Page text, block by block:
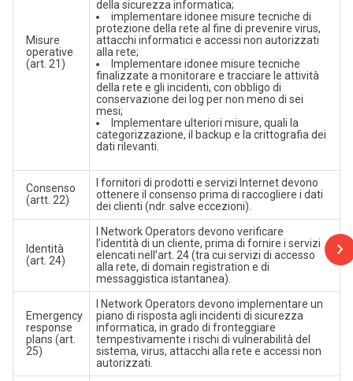
Misure
operative
(art. 21)
della sicurezza informatica;
implementare idonee misure tecniche di
protezione della rete al fine di prevenire virus,
attacchi informatici e accessi non autorizzati
alla rete;
Implementare idonee misure tecniche
finalizzate a monitorare e tracciare le attività
della rete e gli incidenti, con obbligo di
conservazione dei log per non meno di sei
mesi;
Implementare ulteriori misure, quali la
categorizzazione, il backup e la crittografia dei
dati rilevanti.
Consenso
(artt. 22)
I fornitori di prodotti e servizi Internet devono
ottenere il consenso prima di raccogliere i dati
dei clienti (ndr. salve eccezioni).
Identità
(art. 24)
I Network Operators devono verificare
l’identità di un cliente, prima di fornire i servizi
elencati nell’art. 24 (tra cui servizi di accesso
alla rete, di domain registration e di
messaggistica istantanea).
Emergency
response
plans (art.
25)
I Network Operators devono implementare un
piano di risposta agli incidenti di sicurezza
informatica, in grado di fronteggiare
tempestivamente i rischi di vulnerabilità del
sistema, virus, attacchi alla rete e accessi non
autorizzati.